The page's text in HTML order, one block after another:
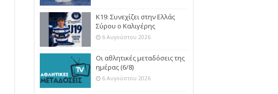
Κ19: Συνεχίζει στην Ελλάς
Σύρου ο Καλιγέρης
6 Αυγούστου 2026
Οι αθλητικές μεταδόσεις της
ημέρας (6/8)
6 Αυγούστου 2026